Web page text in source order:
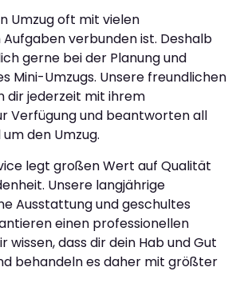
Umzug oft mit vielen
verbunden ist. Deshalb
gerne bei der Planung und
Mini-Umzugs. Unsere freundlichen
dir jederzeit mit ihrem
Verfügung und beantworten all
den Umzug.
legt großen Wert auf Qualität
Unsere langjährige
Ausstattung und geschultes
einen professionellen
wissen, dass dir dein Hab und Gut
behandeln es daher mit größter